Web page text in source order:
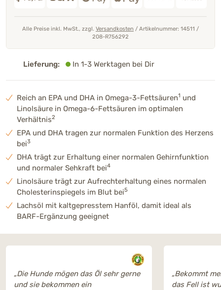
Reich an EPA und DHA in Omega-3-Fettsäuren1 und
Linolsäure in Omega-6-Fettsäuren im optimalen
Verhältnis2
EPA und DHA tragen zur normalen Funktion des Herzens
bei3
DHA trägt zur Erhaltung einer normalen Gehirnfunktion
und normaler Sehkraft bei4
Linolsäure trägt zur Aufrechterhaltung eines normalen
Cholesterinspiegels im Blut bei5
Lachsöl mit kaltgepresstem Hanföl, damit ideal als
BARF-Ergänzung geeignet
Alle Preise inkl. MwSt., zzgl. Versandkosten / Artikelnummer: 14511 /
208-R756292
Lieferung: In 1-3 Werktagen bei Dir
„Die Hunde mögen das Öl sehr gerne
und sie bekommen ein
„Bekommt
das Fell ist